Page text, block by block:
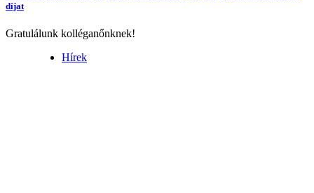
díjat
Gratulálunk kolléganőnknek!
Hírek